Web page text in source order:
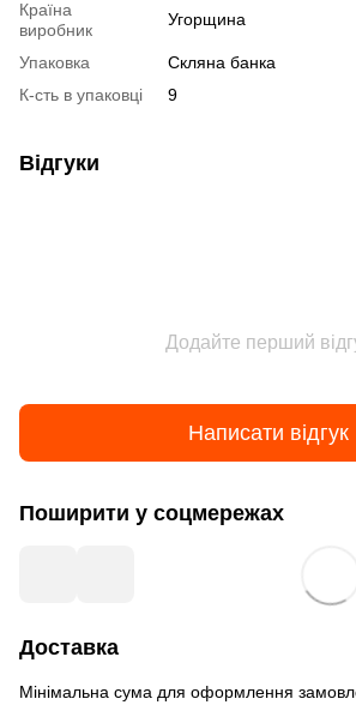
Країна
виробник
Угорщина
Упаковка
Скляна банка
К-сть в упаковці
9
Відгуки
Додайте перший
Написати відгук
Поширити у соцмережах
Доставка
Мінімальна сума для оформлення